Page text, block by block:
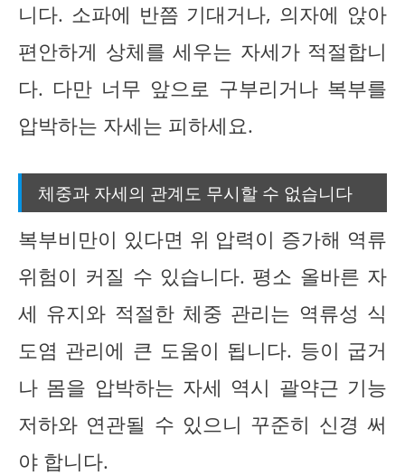
니다. 소파에 반쯤 기대거나, 의자에 앉아
편안하게 상체를 세우는 자세가 적절합니
다. 다만 너무 앞으로 구부리거나 복부를
압박하는 자세는 피하세요.
체중과 자세의 관계도 무시할 수 없습니다
복부비만이 있다면 위 압력이 증가해 역류
위험이 커질 수 있습니다. 평소 올바른 자
세 유지와 적절한 체중 관리는 역류성 식
도염 관리에 큰 도움이 됩니다. 등이 굽거
나 몸을 압박하는 자세 역시 괄약근 기능
저하와 연관될 수 있으니 꾸준히 신경 써
야 합니다.